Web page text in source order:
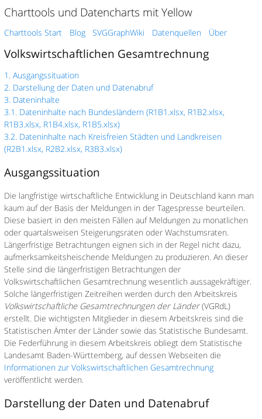
Charttools und Datencharts mit Yellow
Charttools Start Blog SVGGraphWiki Datenquellen Über
Volkswirtschaftlichen Gesamtrechnung
1. Ausgangssituation
2. Darstellung der Daten und Datenabruf
3. Dateninhalte
3.1. Dateninhalte nach Bundesländern (R1B1.xlsx, R1B2.xlsx,
R1B3.xlsx, R1B4.xlsx, R1B5.xlsx)
3.2. Dateninhalte nach Kreisfreien Städten und Landkreisen
(R2B1.xlsx, R2B2.xlsx, R3B3.xlsx)
Ausgangssituation
Die langfristige wirtschaftliche Entwicklung in Deutschland kann man
kaum auf der Basis der Meldungen in der Tagespresse beurteilen.
Diese basiert in den meisten Fällen auf Meldungen zu monatlichen
oder quartalsweisen Steigerungsraten oder Wachstumsraten.
Längerfristige Betrachtungen eignen sich in der Regel nicht dazu,
aufmerksamkeitsheischende Meldungen zu produzieren. An dieser
Stelle sind die längerfristigen Betrachtungen der
Volkswirtschaftlichen Gesamtrechnung wesentlich aussagekräftiger.
Solche längerfristigen Zeitreihen werden durch den Arbeitskreis
Volkswirtschaftliche Gesamtrechnungen der Länder(VGRdL)
erstellt. Die wichtigsten Mitglieder in diesem Arbeitskreis sind die
Statistischen Ämter der Länder sowie das Statistische Bundesamt.
Die Federführung in diesem Arbeitskreis obliegt dem Statistische
Landesamt Baden-Württemberg, auf dessen Webseiten die
Informationen zur Volkswirtschaftlichen Gesamtrechnung
veröffentlicht werden.
Darstellung der Daten und Datenabruf